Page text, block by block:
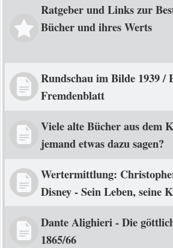
Ratgeber und Links zur
Bücher und ihres Werts
Rundschau im Bilde 1939 /
Fremdenblatt
Viele alte Bücher aus dem
jemand etwas dazu sagen?
Wertermittlung:
Disney - Sein Leben, seine
Dante Alighieri - Die
1865/66